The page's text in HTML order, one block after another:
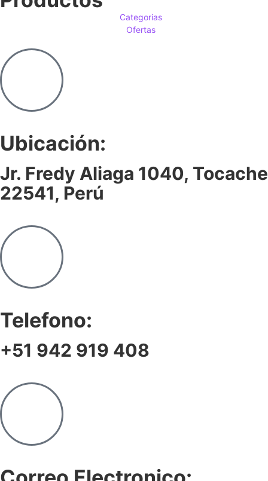
Categorias
Ofertas
Ubicación:
Jr. Fredy Aliaga 1040, Tocache
22541, Perú
Telefono:
+51 942 919 408